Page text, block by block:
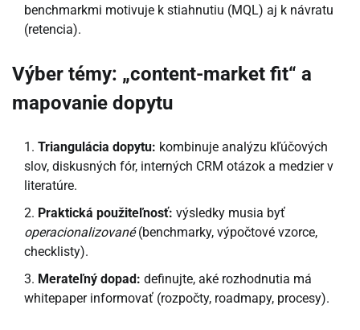
benchmarkmi motivuje k stiahnutiu (MQL) aj k návratu
(retencia).
Výber témy: „content-market fit“ a
mapovanie dopytu
Triangulácia dopytu: kombinuje analýzu kľúčových
slov, diskusných fór, interných CRM otázok a medzier v
literatúre.
Praktická použiteľnosť: výsledky musia byť
operacionalizované(benchmarky, výpočtové vzorce,
checklisty).
Merateľný dopad: definujte, aké rozhodnutia má
whitepaper informovať (rozpočty, roadmapy, procesy).